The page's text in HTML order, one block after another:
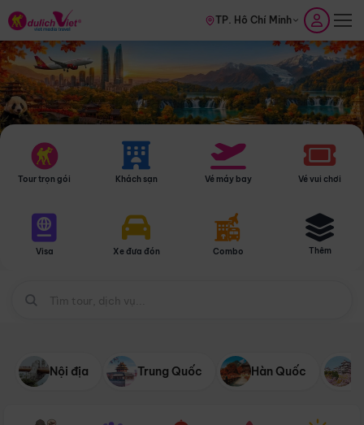
TP. Hồ Chí Minh
Tour trọn gói Khách sạn Vé máy bay Vé vui chơi
Visa Xe đưa đón Combo Thêm
Nội địa Trung Quốc Hàn Quốc